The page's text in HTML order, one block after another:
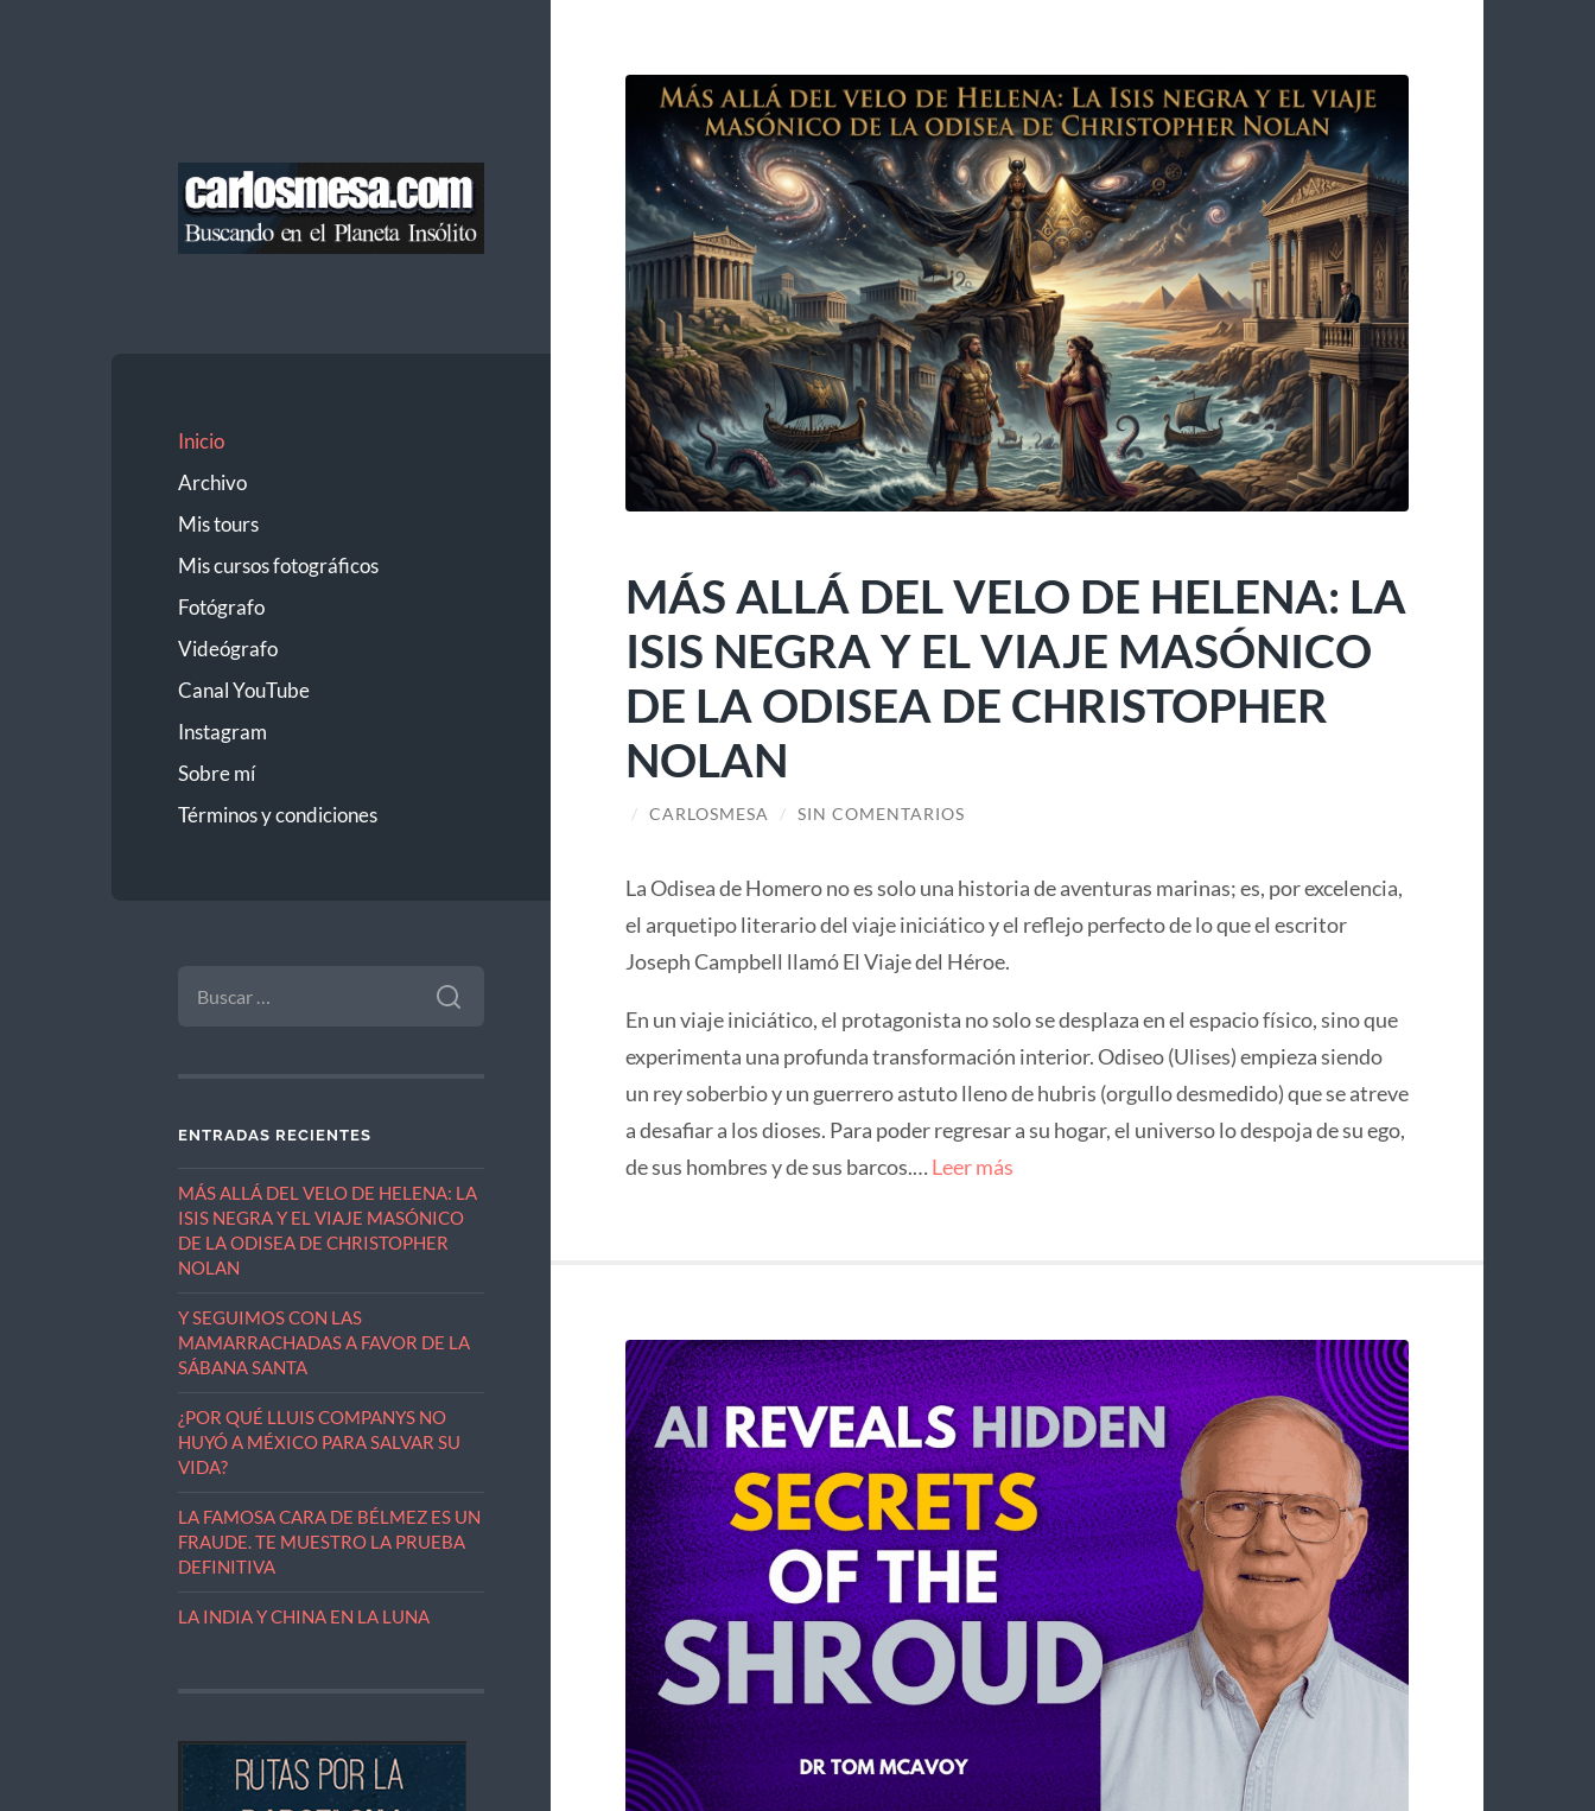
Inicio
Archivo
Mis tours
Mis cursos fotográficos
Fotógrafo
Videógrafo
Canal YouTube
Instagram
Sobre mí
Términos y condiciones
ENTRADAS RECIENTES
MÁS ALLÁ DEL VELO DE HELENA: LA
ISIS NEGRA Y EL VIAJE MASÓNICO
DE LA ODISEA DE CHRISTOPHER
NOLAN
Y SEGUIMOS CON LAS
MAMARRACHADAS A FAVOR DE LA
SÁBANA SANTA
¿POR QUÉ LLUIS COMPANYS NO
HUYÓ A MÉXICO PARA SALVAR SU
VIDA?
LA FAMOSA CARA DE BÉLMEZ ES UN
FRAUDE. TE MUESTRO LA PRUEBA
DEFINITIVA
LA INDIA Y CHINA EN LA LUNA
MÁS ALLÁ DEL VELO DE HELENA: LA
ISIS NEGRA Y EL VIAJE MASÓNICO
DE LA ODISEA DE CHRISTOPHER
NOLAN
/ CARLOSMESA / SIN COMENTARIOS
La Odisea de Homero no es solo una historia de aventuras marinas; es, por excelencia,
el arquetipo literario del viaje iniciático y el reflejo perfecto de lo que el escritor
Joseph Campbell llamó El Viaje del Héroe.
En un viaje iniciático, el protagonista no solo se desplaza en el espacio físico, sino que
experimenta una profunda transformación interior. Odiseo (Ulises) empieza siendo
un rey soberbio y un guerrero astuto lleno de hubris (orgullo desmedido) que se atreve
a desafiar a los dioses. Para poder regresar a su hogar, el universo lo despoja de su ego,
de sus hombres y de sus barcos.…Leer más